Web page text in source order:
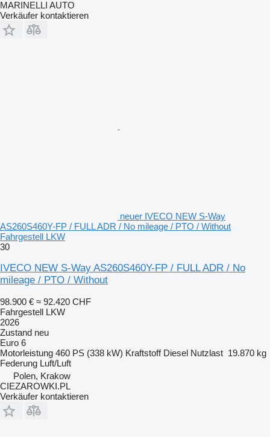
MARINELLI AUTO
Verkäufer kontaktieren
neuer IVECO NEW S-Way
AS260S460Y-FP / FULL ADR / No mileage / PTO / Without
Fahrgestell LKW
30
IVECO NEW S-Way AS260S460Y-FP / FULL ADR / No
mileage / PTO / Without
98.900 € ≈ 92.420 CHF
Fahrgestell LKW
2026
Zustand neu
Euro 6
Motorleistung 460 PS (338 kW) Kraftstoff Diesel Nutzlast 19.870 kg
Federung Luft/Luft
Polen, Krakow
CIEZAROWKI.PL
Verkäufer kontaktieren